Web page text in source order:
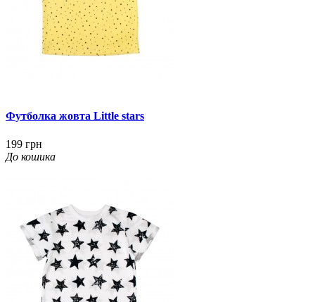
Футболка жовта Little stars
199 грн
До кошика